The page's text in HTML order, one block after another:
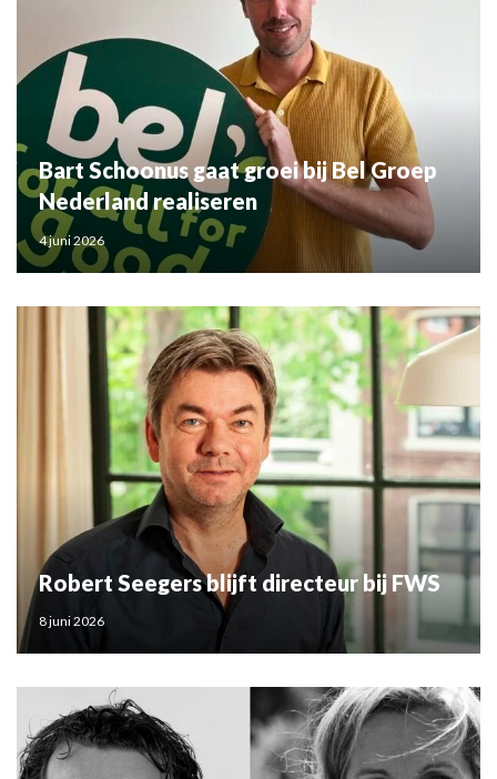
Bart Schoonus gaat groei bij Bel Groep
Nederland realiseren
4 juni 2026
Robert Seegers blijft directeur bij FWS
8 juni 2026